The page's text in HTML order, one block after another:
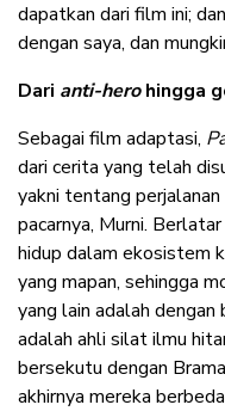
dapatkan dari film ini;
dengan saya, dan
Dari anti-herohingga
Sebagai film adaptasi,
dari cerita yang telah
yakni tentang
pacarnya, Murni.
hidup dalam ekosistem
yang mapan, sehingga
yang lain adalah dengan
adalah ahli silat ilmu
bersekutu dengan
akhirnya mereka